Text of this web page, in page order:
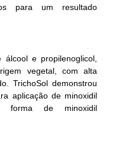
para um resultado
e propilenoglicol,
vegetal, com alta
TrichoSol demonstrou
aplicação de minoxidil
de minoxidil